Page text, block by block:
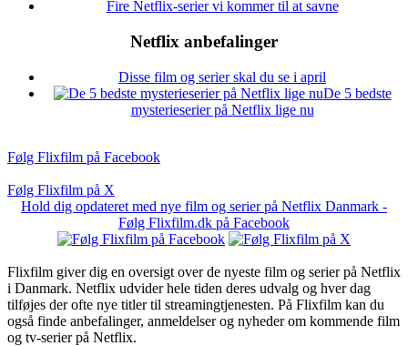
Fire Netflix-serier vi kommer til at savne
Netflix anbefalinger
Disse film og serier skal du se i april
De 5 bedste
mysterieserier på Netflix lige nu
Følg Flixfilm på Facebook
Følg Flixfilm på X
Hold dig opdateret med nye film og serier på Netflix Danmark -
Følg Flixfilm.dk på Facebook
Flixfilm giver dig en oversigt over de nyeste film og serier på Netflix
i Danmark. Netflix udvider hele tiden deres udvalg og hver dag
tilføjes der ofte nye titler til streamingtjenesten. På Flixfilm kan du
også finde anbefalinger, anmeldelser og nyheder om kommende film
og tv-serier på Netflix.